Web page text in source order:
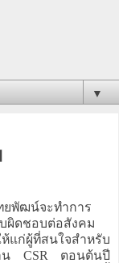
▼
ยพัฒน์จะทำการ
ผิดชอบต่อสังคม
ห้แก่ผู้ที่สนใจสำหรับ
าน CSR ตอนต้นปี